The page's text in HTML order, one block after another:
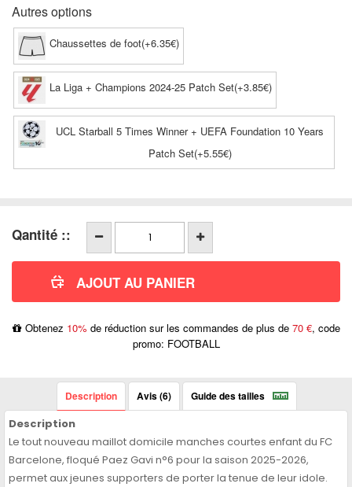
Autres options
Chaussettes de foot(+6.35€)
La Liga + Champions 2024-25 Patch Set(+3.85€)
UCL Starball 5 Times Winner + UEFA Foundation 10 Years
Patch Set(+5.55€)
Qantité ::
Obtenez 10% de réduction sur les commandes de plus de 70 €, code
promo: FOOTBALL
Description Avis (6) Guide des tailles
Description
Le tout nouveau maillot domicile manches courtes enfant du FC
Barcelone, floqué Paez Gavi n°6 pour la saison 2025-2026,
permet aux jeunes supporters de porter la tenue de leur idole.